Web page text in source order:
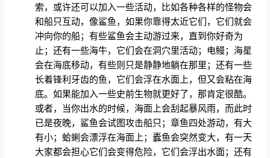
索，或许还可以加入一些活动，比如各种各样的怪物会
和船只互动，像鲨鱼，如果你靠得太近它们，它们就会
冲向你的船；有些鲨鱼会主动游过来，直到你好奇为
止；还有一些海牛，它们会在洞穴里活动；电鳗；海星
会在海底移动，有些则只是静静地躺在那里；还有一些
长着锋利牙齿的鱼，它们会浮在水面上，但又会粘在海
底。如果能加入一些史前生物就更好了，那肯定很酷。
或者，当你出水的时候，海面上会刮起暴风雨，而此时
已是夜晚，鲨鱼会试图攻击船只；章鱼四处游动，有大
有小；蛤蜊会漂浮在海面上；蠹鱼会突然变大，有一天
大家都会担心它们会变得危险，它们会浮出水面；还有